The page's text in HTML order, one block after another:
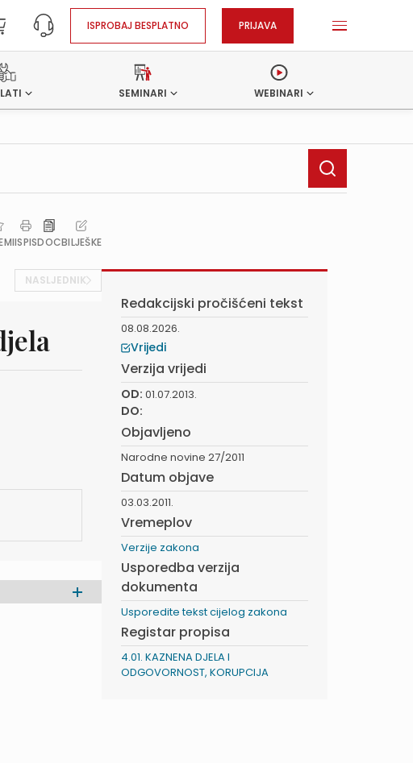
ISPROBAJ BESPLATNO PRIJAVA
SEMINARI WEBINARI
ISPISDOCBILJEŠKE
NASLJEDNIK
Redakcijski pročišćeni tekst
08.08.2026.
Vrijedi
Verzija vrijedi
OD: 01.07.2013.
DO:
Objavljeno
Narodne novine 27/2011
Datum objave
03.03.2011.
Vremeplov
Verzije zakona
Usporedba verzija
dokumenta
Usporedite tekst cijelog zakona
Registar propisa
4.01. KAZNENA DJELA I
ODGOVORNOST, KORUPCIJA